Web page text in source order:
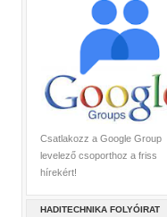
Csatlakozz a Google Group
levelező csoporthoz a friss
hírekért!
HADITECHNIKA FOLYÓIRAT